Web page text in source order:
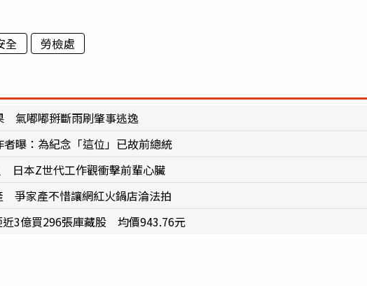
全 勞檢處
氣嘟嘟掰斷雨刷肇事逃逸
曝：為紀念「這位」已故前總統
日本Z世代工作觀衝擊前輩心臟
爭家產不惜讓網紅火鍋店淪法拍
3億買296張庫藏股 均價943.76元